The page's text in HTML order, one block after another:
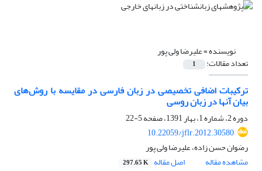
نویسنده =علیرضا ولی پور
تعداد مقالات: 1
ترکیبات اضافی تخصیصی در زبان فارسی در مقایسه با روش‌های
بیان آنها در زبان روسی
دوره 2، شماره 1، بهار 1391، صفحه
5-22
10.22059/jflr.2012.30580
رضوان حسن زاده، علیرضا ولی پور
مشاهده مقاله
اصل مقاله 297.65 K